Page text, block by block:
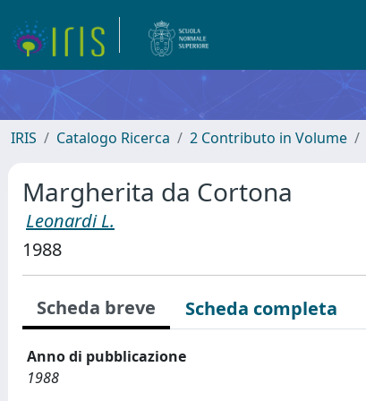
IRIS Catalogo Ricerca 2 Contributo in Volume
Margherita da Cortona
Leonardi L.
1988
Scheda breve Scheda completa
Anno di pubblicazione
1988